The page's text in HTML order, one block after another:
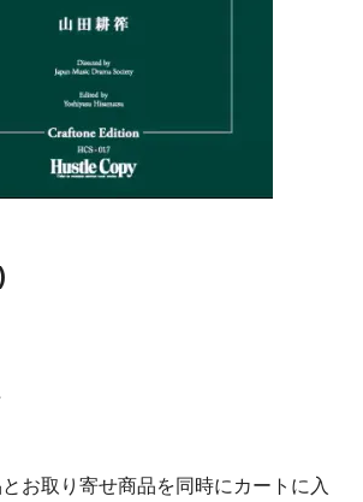
お取り寄せ商品を同時にカートに入